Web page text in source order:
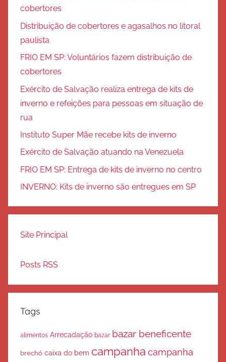
cobertores
Distribuição de cobertores e agasalhos no litoral
paulista
FRIO EM SP: Voluntários fazem distribuição de
cobertores
Exército de Salvação realiza entrega de kits de
inverno e refeições para pessoas em situação de
rua
Instituto Super Mãe recebe kits de inverno
Exército de Salvação atuando na Venezuela
FRIO EM SP: Entrega de kits de inverno no centro
INVERNO: Kits de inverno são entregues em SP
Site Principal
Posts RSS
Tags
alimentos Arrecadação bazar bazar beneficente
brechó caixa do bem campanha campanha